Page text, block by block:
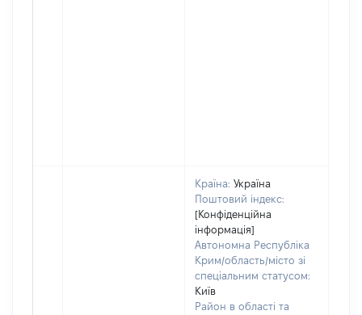
Країна: Україна
Поштовий індекс:
[Конфіденційна
інформація]
Автономна Республіка
Крим/область/місто зі
спеціальним статусом:
Київ
Район в області та